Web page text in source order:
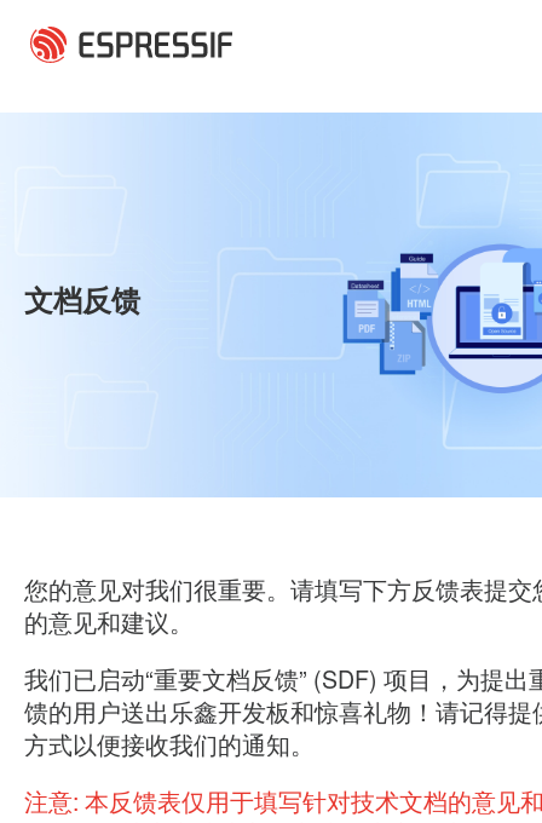
文档反馈
您的意见对我们很重要。请填写下方反馈表提交
的意见和建议。
我们已启动“重要文档反馈” (SDF) 项目，为提出
馈的用户送出乐鑫开发板和惊喜礼物！请记得提
方式以便接收我们的通知。
注意: 本反馈表仅用于填写针对技术文档的意见